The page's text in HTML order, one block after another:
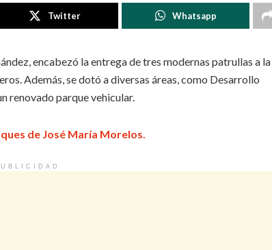
Twitter Whatsapp
encabezó la entrega de tres modernas patrullas a la
Además, se dotó a diversas áreas, como Desarrollo
renovado parque vehicular.
de José María Morelos.